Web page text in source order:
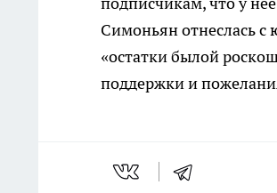
Симоньян отнеслась с
«остатки былой
поддержки и